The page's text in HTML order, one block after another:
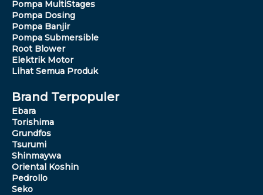
Pompa MultiStages
Pompa Dosing
Pompa Banjir
Pompa Submersible
Root Blower
Elektrik Motor
Lihat Semua Produk
Brand Terpopuler
Ebara
Torishima
Grundfos
Tsurumi
Shinmaywa
Oriental Koshin
Pedrollo
Seko